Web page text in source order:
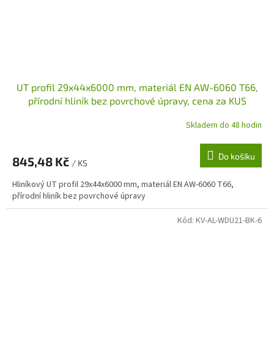
UT profil 29x44x6000 mm, materiál EN AW-6060 T66,
přírodní hliník bez povrchové úpravy, cena za KUS
Skladem do 48 hodin
845,48 Kč / KS
Do košíku
Hliníkový UT profil 29x44x6000 mm, materiál EN AW-6060 T66,
přírodní hliník bez povrchové úpravy
Kód: KV-AL-WDU21-BK-6